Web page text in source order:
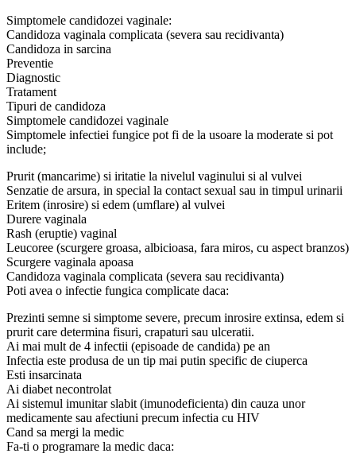
Simptomele candidozei vaginale:
Candidoza vaginala complicata (severa sau recidivanta)
Candidoza in sarcina
Preventie
Diagnostic
Tratament
Tipuri de candidoza
Simptomele candidozei vaginale
Simptomele infectiei fungice pot fi de la usoare la moderate si pot
include;
Prurit (mancarime) si iritatie la nivelul vaginului si al vulvei
Senzatie de arsura, in special la contact sexual sau in timpul urinarii
Eritem (inrosire) si edem (umflare) al vulvei
Durere vaginala
Rash (eruptie) vaginal
Leucoree (scurgere groasa, albicioasa, fara miros, cu aspect branzos)
Scurgere vaginala apoasa
Candidoza vaginala complicata (severa sau recidivanta)
Poti avea o infectie fungica complicate daca:
Prezinti semne si simptome severe, precum inrosire extinsa, edem si
prurit care determina fisuri, crapaturi sau ulceratii.
Ai mai mult de 4 infectii (episoade de candida) pe an
Infectia este produsa de un tip mai putin specific de ciuperca
Esti insarcinata
Ai diabet necontrolat
Ai sistemul imunitar slabit (imunodeficienta) din cauza unor
medicamente sau afectiuni precum infectia cu HIV
Cand sa mergi la medic
Fa-ti o programare la medic daca: